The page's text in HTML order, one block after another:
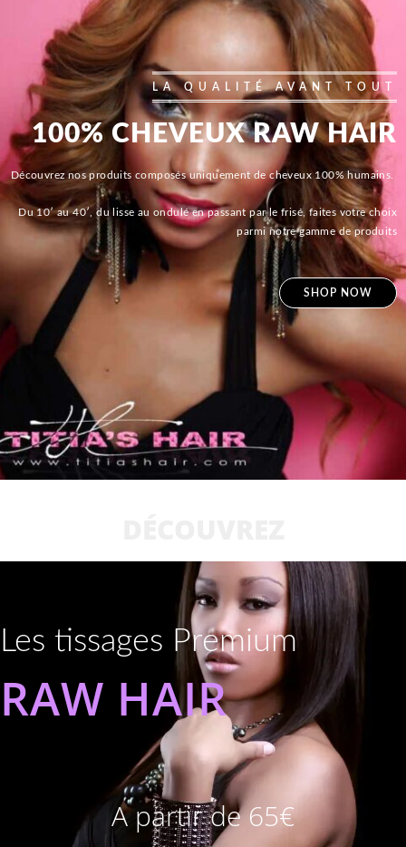
LA QUALITÉ AVANT TOUT
100% CHEVEUX RAW HAIR
Découvrez nos produits composés uniquement de cheveux 100% humains.
Du 10′ au 40′, du lisse au ondulé en passant par le frisé, faites votre choix
parmi notre gamme de produits
SHOP NOW
Les tissages Premium
RAW HAIR
A partir de 65€